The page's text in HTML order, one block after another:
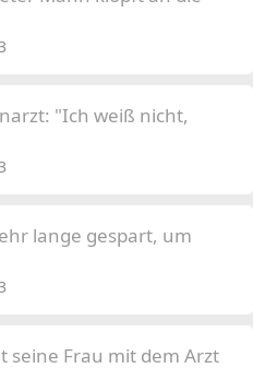
"Ich weiß nicht,
lange gespart, um
seine Frau mit dem Arzt